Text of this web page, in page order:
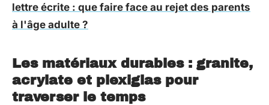
lettre écrite : que faire face au rejet des parents
à l'âge adulte ?
Les matériaux durables : granite,
acrylate et plexiglas pour
traverser le temps